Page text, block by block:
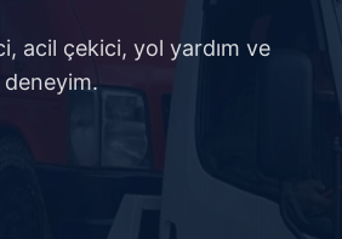
acil çekici, yol yardım ve